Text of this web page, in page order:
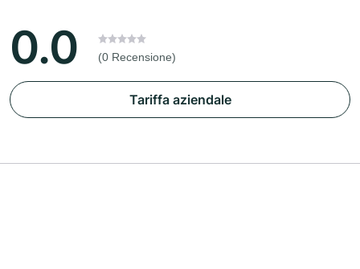
0.0 (0 Recensione)
Tariffa aziendale